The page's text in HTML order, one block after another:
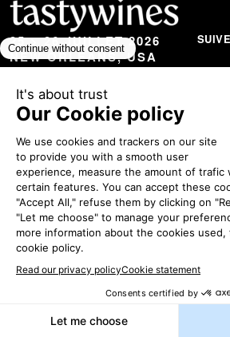
25 > 26 JUILLET 2026
NEW ORLEANS, USA
© 2026
SIRHA
MENTIONS LÉGALES
ÉTHIQUE ET CONFORMITÉ